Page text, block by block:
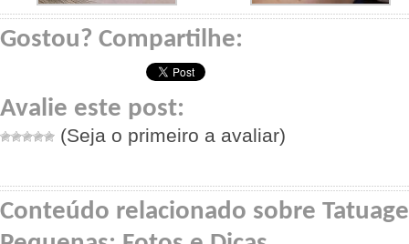
Gostou? Compartilhe:
Avalie este post:
(Seja o primeiro a avaliar)
Conteúdo relacionado sobre